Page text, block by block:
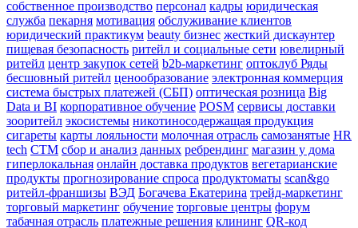
собственное производство персонал кадры юридическая
служба пекарня мотивация обслуживание клиентов
юридический практикум beauty бизнес жесткий дискаунтер
пищевая безопасность ритейл и социальные сети ювелирный
ритейл центр закупок сетей b2b-маркетинг оптоклуб Ряды
бесшовный ритейл ценообразование электронная коммерция
система быстрых платежей (СБП) оптическая розница Big
Data и BI корпоративное обучение POSM сервисы доставки
зооритейл экосистемы никотиносодержащая продукция
сигареты карты лояльности молочная отрасль самозанятые HR
tech СТМ сбор и анализ данных ребрендинг магазин у дома
гиперлокальная онлайн доставка продуктов вегетарианские
продукты прогнозирование спроса продуктоматы scan&go
ритейл-франшизы ВЭД Богачева Екатерина трейд-маркетинг
торговый маркетинг обучение торговые центры форум
табачная отрасль платежные решения клининг QR-код